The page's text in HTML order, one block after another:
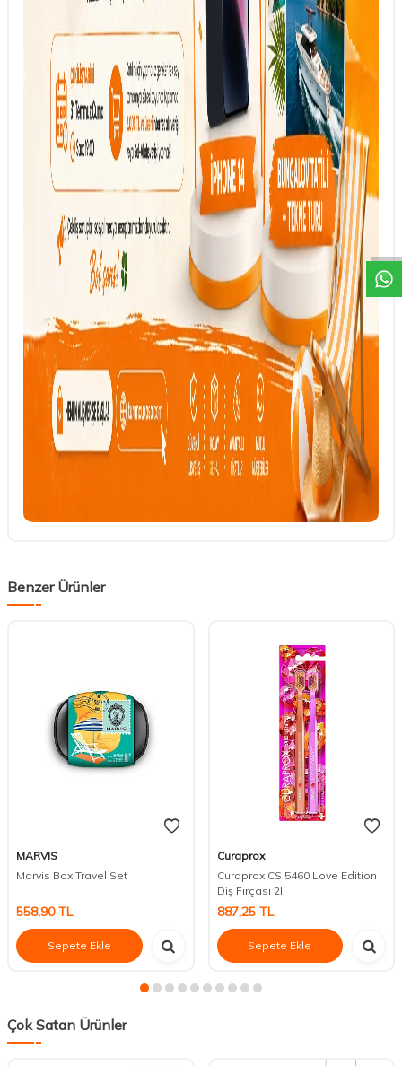
Benzer Ürünler
MARVIS
Marvis Box Travel Set
558,90TL
Sepete Ekle
Curaprox
Curaprox CS 5460 Love Edition
Diş Fırçası 2li
887,25TL
Sepete Ekle
Çok Satan Ürünler